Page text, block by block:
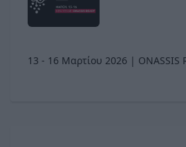
όλη η νέα εσοδεία
13 - 16 Μαρτίου 2026 | ONASSIS